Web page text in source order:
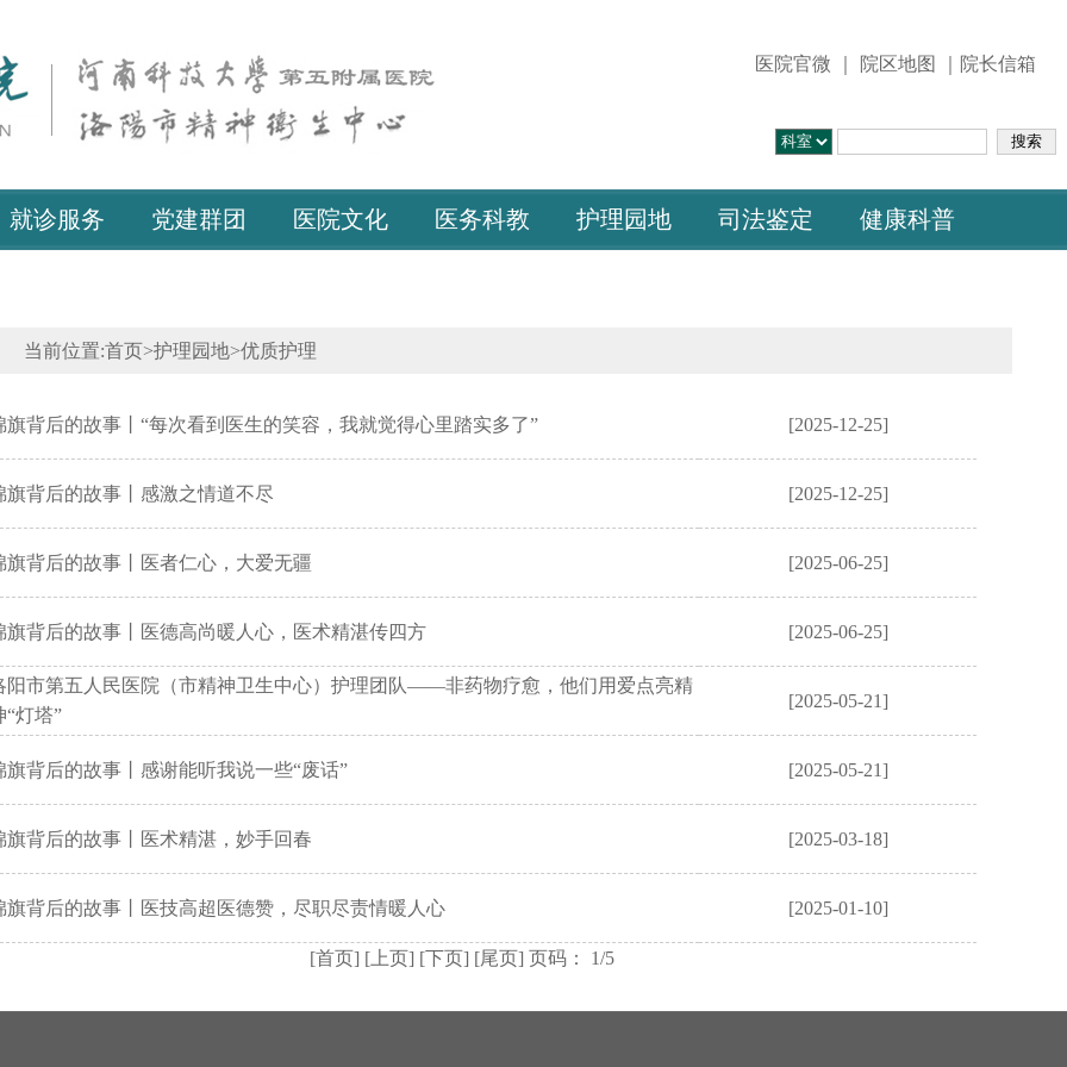
医院官微 院区地图 ｜院长信箱
就诊服务 党建群团 医院文化 医务科教 护理园地 司法鉴定 健康科普
当前位置:首页>护理园地>优质护理
旗背后的故事丨“每次看到医生的笑容，我就觉得心里踏实多了” [2025-12-25]
旗背后的故事丨感激之情道不尽 [2025-12-25]
旗背后的故事丨医者仁心，大爱无疆 [2025-06-25]
旗背后的故事丨医德高尚暖人心，医术精湛传四方 [2025-06-25]
阳市第五人民医院（市精神卫生中心）护理团队——非药物疗愈，他们用爱点亮精
“灯塔”
[2025-05-21]
旗背后的故事丨感谢能听我说一些“废话” [2025-05-21]
旗背后的故事丨医术精湛，妙手回春 [2025-03-18]
旗背后的故事丨医技高超医德赞，尽职尽责情暖人心 [2025-01-10]
[首页] [上页] [下页] [尾页] 页码： 1/5